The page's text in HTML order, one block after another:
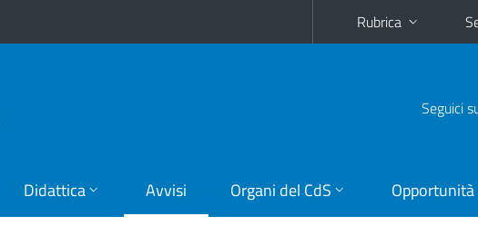
Rubrica
Seguici
Didattica Avvisi Organi del CdS Opportunità